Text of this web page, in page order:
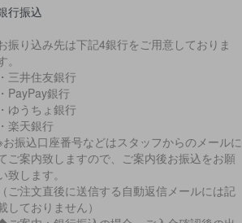
行振込
振り込み先は下記4銀行をご用意しておりま
。
・三井住友銀行
・PayPay銀行
・ゆうちょ銀行
・楽天銀行
お振込口座番号などはスタッフからのメールに
ご案内致しますので、ご案内後お振込をお願
致します。
（ご注文直後に送信する自動返信メールには記
しておりません）